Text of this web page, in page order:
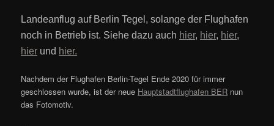
Landeanflug auf Berlin Tegel, solange der Flughafen
noch in Betrieb ist. Siehe dazu auch hier, hier, hier,
hier und hier.
Nachdem der Flughafen Berlin-Tegel Ende 2020 für immer
geschlossen wurde, ist der neue Hauptstadtflughafen BER nun
das Fotomotiv.